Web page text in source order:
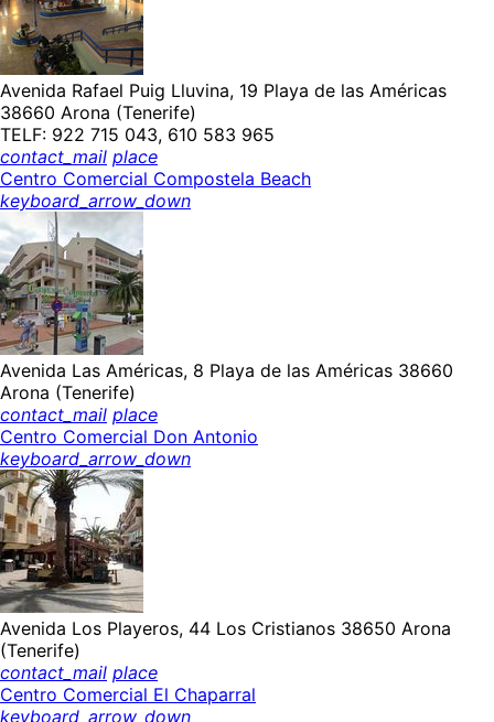
Avenida Rafael Puig Lluvina, 19 Playa de las Américas
38660 Arona (Tenerife)
TELF: 922 715 043, 610 583 965
contact_mail place
Centro Comercial Compostela Beach
keyboard_arrow_down
Avenida Las Américas, 8 Playa de las Américas 38660
Arona (Tenerife)
contact_mail place
Centro Comercial Don Antonio
keyboard_arrow_down
Avenida Los Playeros, 44 Los Cristianos 38650 Arona
(Tenerife)
contact_mail place
Centro Comercial El Chaparral
keyboard_arrow_down